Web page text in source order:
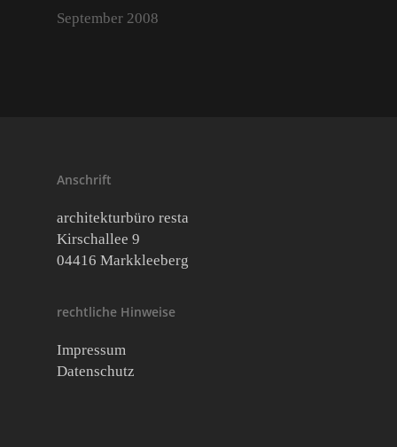
September 2008
Anschrift
architekturbüro resta
Kirschallee 9
04416 Markkleeberg
rechtliche Hinweise
Impressum
Datenschutz